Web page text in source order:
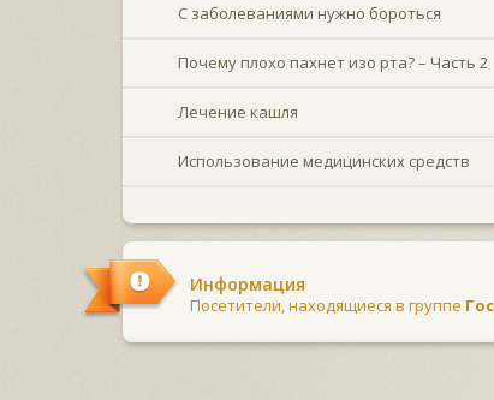
С заболеваниями нужно бороться
Почему плохо пахнет изо рта? – Часть 2
Лечение кашля
Использование медицинских средств
Информация
Посетители, находящиеся в группе